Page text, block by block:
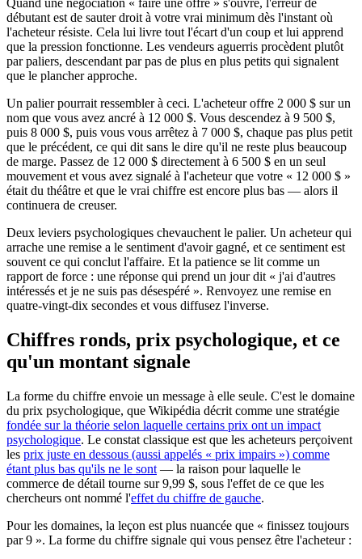
débutant est de sauter droit à votre vrai minimum dès l'instant où
l'acheteur résiste. Cela lui livre tout l'écart d'un coup et lui apprend
que la pression fonctionne. Les vendeurs aguerris procèdent plutôt
par paliers, descendant par pas de plus en plus petits qui signalent
que le plancher approche.
Un palier pourrait ressembler à ceci. L'acheteur offre 2 000 $ sur un
nom que vous avez ancré à 12 000 $. Vous descendez à 9 500 $,
puis 8 000 $, puis vous vous arrêtez à 7 000 $, chaque pas plus petit
que le précédent, ce qui dit sans le dire qu'il ne reste plus beaucoup
de marge. Passez de 12 000 $ directement à 6 500 $ en un seul
mouvement et vous avez signalé à l'acheteur que votre « 12 000 $ »
était du théâtre et que le vrai chiffre est encore plus bas — alors il
continuera de creuser.
Deux leviers psychologiques chevauchent le palier. Un acheteur qui
arrache une remise a le sentiment d'avoir gagné, et ce sentiment est
souvent ce qui conclut l'affaire. Et la patience se lit comme un
rapport de force : une réponse qui prend un jour dit « j'ai d'autres
intéressés et je ne suis pas désespéré ». Renvoyez une remise en
quatre-vingt-dix secondes et vous diffusez l'inverse.
Chiffres ronds, prix psychologique, et ce
qu'un montant signale
La forme du chiffre envoie un message à elle seule. C'est le domaine
du prix psychologique, que Wikipédia décrit comme une stratégie
fondée sur la théorie selon laquelle certains prix ont un impact
psychologique. Le constat classique est que les acheteurs perçoivent
les prix juste en dessous (aussi appelés « prix impairs ») comme
étant plus bas qu'ils ne le sont — la raison pour laquelle le
commerce de détail tourne sur 9,99 $, sous l'effet de ce que les
chercheurs ont nommé l'effet du chiffre de gauche.
Pour les domaines, la leçon est plus nuancée que « finissez toujours
par 9 ». La forme du chiffre signale qui vous pensez être l'acheteur :